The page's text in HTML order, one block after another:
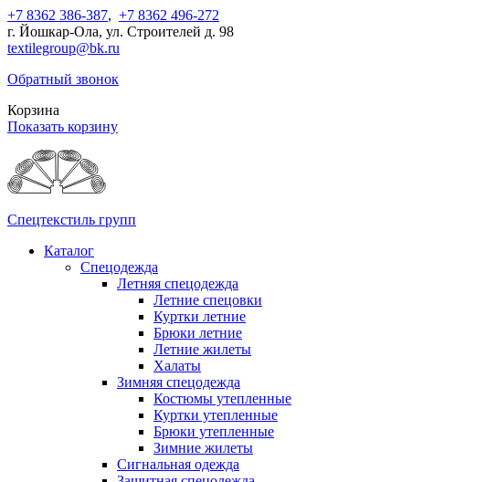
+7 8362 386-387, +7 8362 496-272
г. Йошкар-Ола, ул. Строителей д. 98
textilegroup@bk.ru
Обратный звонок
Корзина
Показать корзину
Спецтекстиль групп
Каталог
Спецодежда
Летняя спецодежда
Летние спецовки
Куртки летние
Брюки летние
Летние жилеты
Халаты
Зимняя спецодежда
Костюмы утепленные
Куртки утепленные
Брюки утепленные
Зимние жилеты
Сигнальная одежда